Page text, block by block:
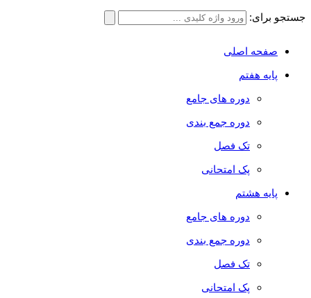
جستجو برای:
صفحه اصلی
پایه هفتم
دوره های جامع
دوره جمع بندی
تک فصل
پک امتحانی
پایه هشتم
دوره های جامع
دوره جمع بندی
تک فصل
پک امتحانی